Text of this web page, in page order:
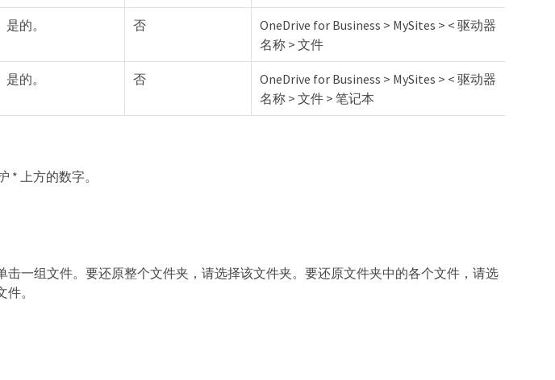
是的。 否
OneDrive for Business > MySites > < 驱动器
名称 > 文件
是的。 否
OneDrive for Business > MySites > < 驱动器
名称 > 文件 > 笔记本
* 上方的数字。
一组文件。要还原整个文件夹，请选择该文件夹。要还原文件夹中的各个文件，请选
。